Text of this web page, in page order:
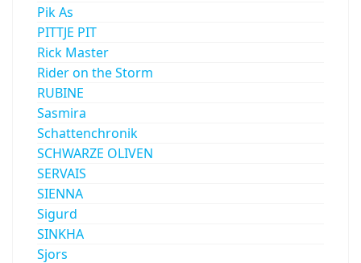
Pik As
PITTJE PIT
Rick Master
Rider on the Storm
RUBINE
Sasmira
Schattenchronik
SCHWARZE OLIVEN
SERVAIS
SIENNA
Sigurd
SINKHA
Sjors